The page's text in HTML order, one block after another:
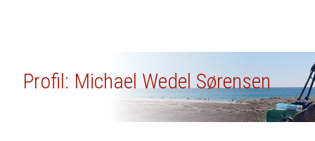
Profil: Michael Wedel Sørensen